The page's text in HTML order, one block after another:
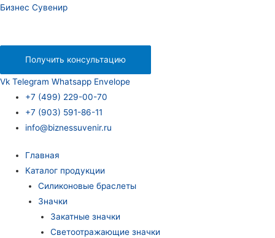
Бизнес Сувенир
Получить консультацию
Vk Telegram Whatsapp Envelope
+7 (499) 229-00-70
+7 (903) 591-86-11
info@biznessuvenir.ru
Главная
Каталог продукции
Силиконовые браслеты
Значки
Закатные значки
Светоотражающие значки